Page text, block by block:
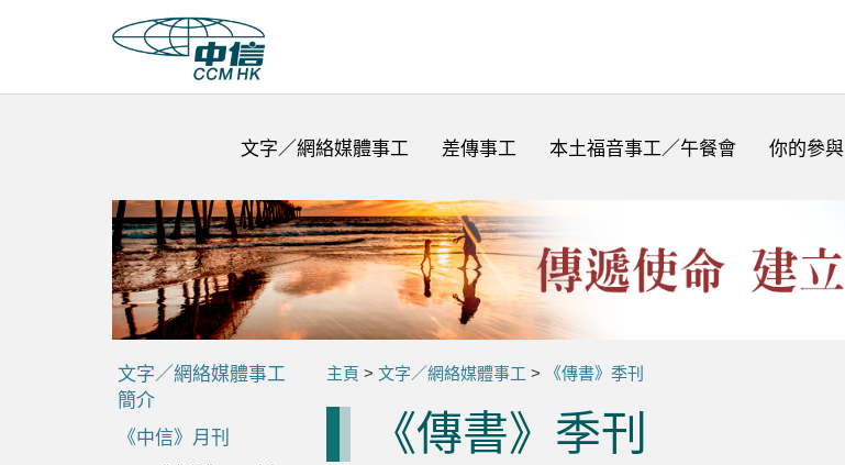
文字／網絡媒體事工 差傳事工 本土福音事工／午餐會 你的參與
文字／網絡媒體事工
簡介
《中信》月刊
主頁 > 文字／網絡媒體事工 > 《傳書》季刊
《傳書》季刊